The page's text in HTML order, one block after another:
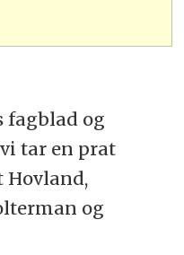
fagblad og
tar en prat
Hovland,
og